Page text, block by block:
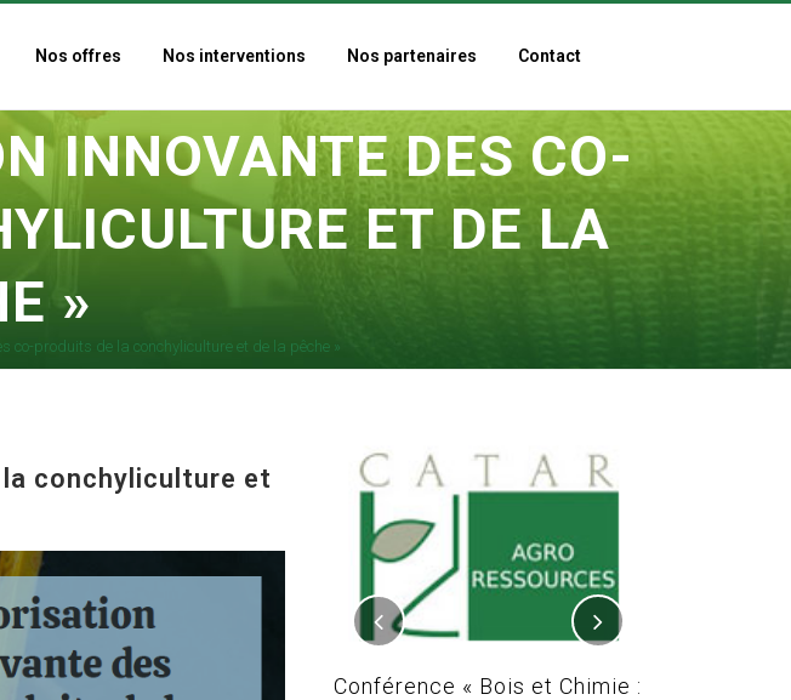
Nos offres Nos interventions Nos partenaires Contact
INNOVANTE DES CO-
ET DE LA
»
co-produits de la conchyliculture et de la pêche »
conchyliculture et
Lancement du projet REAL-
MAC / Interreg POCTEFA
Conférence « Bois et Chimie :